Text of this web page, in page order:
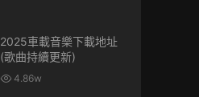
2025車載音樂下載地址
(歌曲持續更新)
4.86w